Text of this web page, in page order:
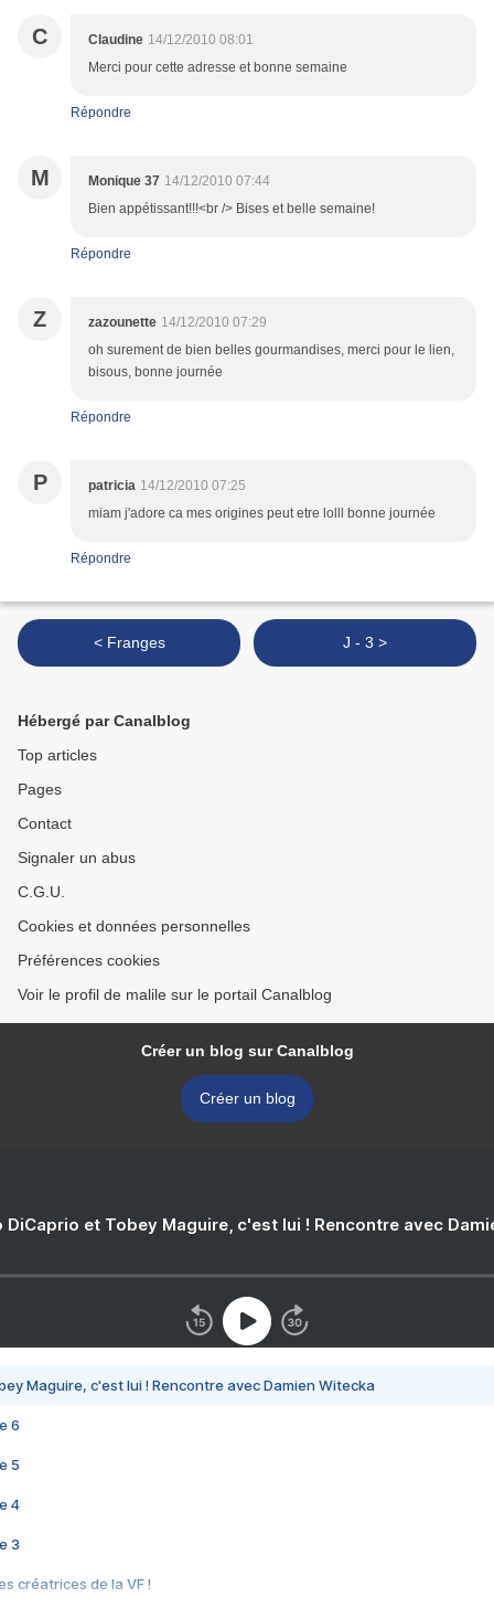
C Claudine 14/12/2010 08:01
Merci pour cette adresse et bonne semaine
Répondre
M Monique 37 14/12/2010 07:44
Bien appétissant!!!<br /> Bises et belle semaine!
Répondre
Z zazounette 14/12/2010 07:29
oh surement de bien belles gourmandises, merci pour le lien,
bisous, bonne journée
Répondre
P patricia 14/12/2010 07:25
miam j'adore ca mes origines peut etre lolll bonne journée
Répondre
< Franges J - 3 >
Hébergé par Canalblog
Top articles
Pages
Contact
Signaler un abus
C.G.U.
Cookies et données personnelles
Préférences cookies
Voir le profil de malile sur le portail Canalblog
Créer un blog sur Canalblog
Créer un blog
DiCaprio et Tobey Maguire, c'est lui ! Rencontre avec
Maguire, c'est lui ! Rencontre avec Damien Witecka
6
5
4
3
créatrices de la VF !